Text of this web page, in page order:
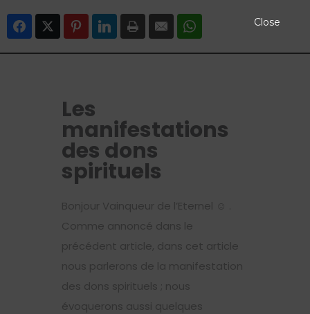
Les
manifestations
des dons
spirituels
Bonjour Vainqueur de l’Eternel ☺
Comme annoncé dans le
précédent article, dans cet article
nous parlerons de la manifestation
des dons spirituels ; nous
évoquerons aussi quelques
Facebook
Twitter PinterestLinkedIn Print Email Close